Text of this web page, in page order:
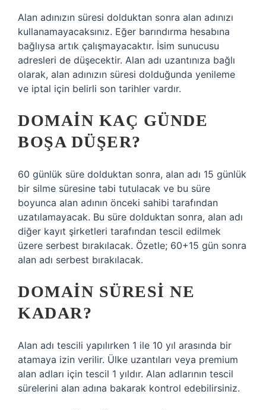
Alan adınızın süresi dolduktan sonra alan adınızı
kullanamayacaksınız. Eğer barındırma hesabına
bağlıysa artık çalışmayacaktır. İsim sunucusu
adresleri de düşecektir. Alan adı uzantınıza bağlı
olarak, alan adınızın süresi dolduğunda yenileme
ve iptal için belirli son tarihler vardır.
DOMAIN KAÇ GÜNDE
BOŞA DÜŞER?
60 günlük süre dolduktan sonra, alan adı 15 günlük
bir silme süresine tabi tutulacak ve bu süre
boyunca alan adının önceki sahibi tarafından
uzatılamayacak. Bu süre dolduktan sonra, alan adı
diğer kayıt şirketleri tarafından tescil edilmek
üzere serbest bırakılacak. Özetle; 60+15 gün sonra
alan adı serbest bırakılacak.
DOMAIN SÜRESI NE
KADAR?
Alan adı tescili yapılırken 1 ile 10 yıl arasında bir
atamaya izin verilir. Ülke uzantıları veya premium
alan adları için tescil 1 yıldır. Alan adlarının tescil
sürelerini alan adına bakarak kontrol edebilirsiniz.